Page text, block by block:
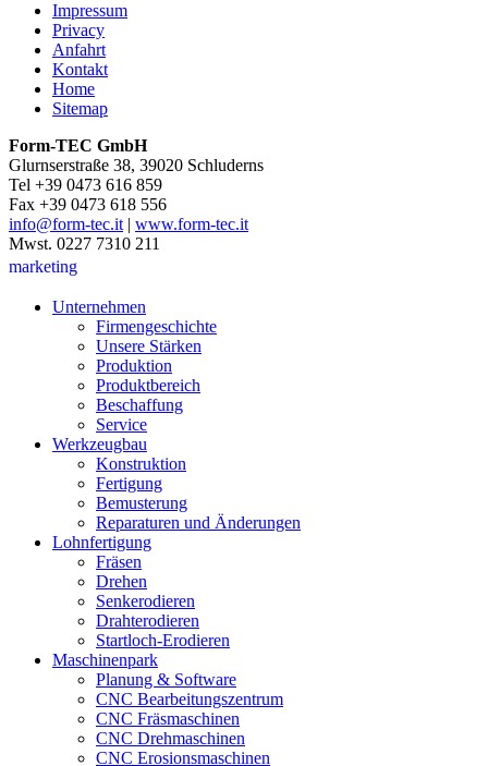
Impressum
Privacy
Anfahrt
Kontakt
Home
Sitemap
Form-TEC GmbH
Glurnserstraße 38, 39020 Schluderns
Tel +39 0473 616 859
Fax +39 0473 618 556
info@form-tec.it| www.form-tec.it
Mwst. 0227 7310 211
marketing
Unternehmen
Firmengeschichte
Unsere Stärken
Produktion
Produktbereich
Beschaffung
Service
Werkzeugbau
Konstruktion
Fertigung
Bemusterung
Reparaturen und Änderungen
Lohnfertigung
Fräsen
Drehen
Senkerodieren
Drahterodieren
Startloch-Erodieren
Maschinenpark
Planung & Software
CNC Bearbeitungszentrum
CNC Fräsmaschinen
CNC Drehmaschinen
CNC Erosionsmaschinen